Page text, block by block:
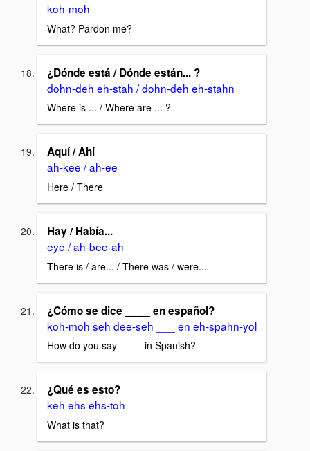
koh-moh
What? Pardon me?
¿Dónde está / Dónde están... ?
dohn-deh eh-stah / dohn-deh eh-stahn
Where is ... / Where are ... ?
Aquí / Ahí
ah-kee / ah-ee
Here / There
Hay / Había...
eye / ah-bee-ah
There is / are... / There was / were...
¿Cómo se dice ____ en español?
koh-moh seh dee-seh ___ en eh-spahn-yol
How do you say ____ in Spanish?
¿Qué es esto?
keh ehs ehs-toh
What is that?